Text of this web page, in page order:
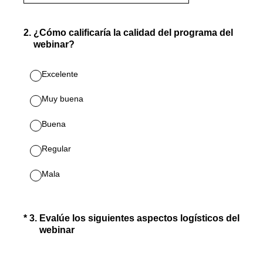
2. ¿Cómo calificaría la calidad del programa del
webinar?
Excelente
Muy buena
Buena
Regular
Mala
* 3. Evalúe los siguientes aspectos logísticos del
webinar
(Obligatorio).